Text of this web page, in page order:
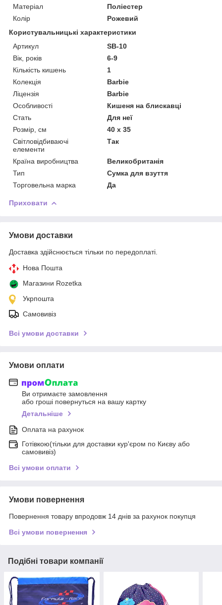
Матеріал
Поліестер
Колір
Рожевий
Користувальницькі характеристики
Артикул
SB-10
Вік, років
6-9
Кількість кишень
1
Колекція
Barbie
Ліцензія
Barbie
Особливості
Кишеня на блискавці
Стать
Для неї
Розмір, см
40 х 35
Світловідбиваючі
елементи
Так
Країна виробництва
Великобританія
Тип
Сумка для взуття
Торговельна марка
Да
Приховати
Умови доставки
Доставка здійснюється тільки по передоплаті.
Нова Пошта
Магазини Rozetka
Укрпошта
Самовивіз
Всі умови доставки
Умови оплати
Ви отримаєте замовлення
або гроші повернуться на вашу картку
Детальніше
Оплата на рахунок
Готівкою(тільки для доставки кур'єром по Києву або
самовивіз)
Всі умови оплати
Умови повернення
Повернення товару впродовж 14 днів за рахунок покупця
Всі умови повернення
Подібні товари компанії